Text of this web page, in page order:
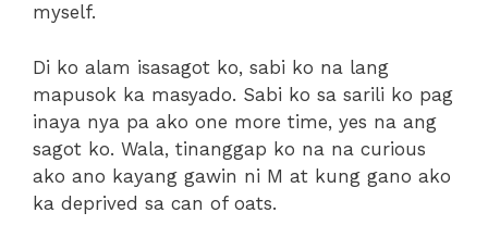
myself.
Di ko alam isasagot ko, sabi ko na lang
mapusok ka masyado. Sabi ko sa sarili ko pag
inaya nya pa ako one more time, yes na ang
sagot ko. Wala, tinanggap ko na na curious
ako ano kayang gawin ni M at kung gano ako
ka deprived sa can of oats.